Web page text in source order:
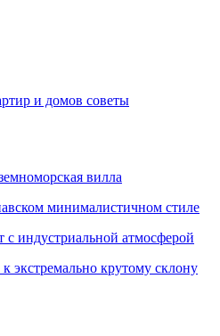
и домов советы
вилла
минималистичном стиле
индустриальной атмосферой
экстремально крутому склону